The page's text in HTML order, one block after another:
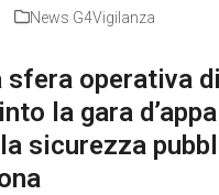
News G4Vigilanza
sfera operativa
la gara
sicurezza